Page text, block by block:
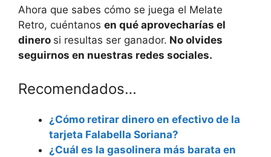
Ahora que sabes cómo se juega el Melate
Retro, cuéntanos en qué aprovecharías el
dinero si resultas ser ganador. No olvides
seguirnos en nuestras redes sociales.
Recomendados…
¿Cómo retirar dinero en efectivo de la
tarjeta Falabella Soriana?
¿Cuál es la gasolinera más barata en